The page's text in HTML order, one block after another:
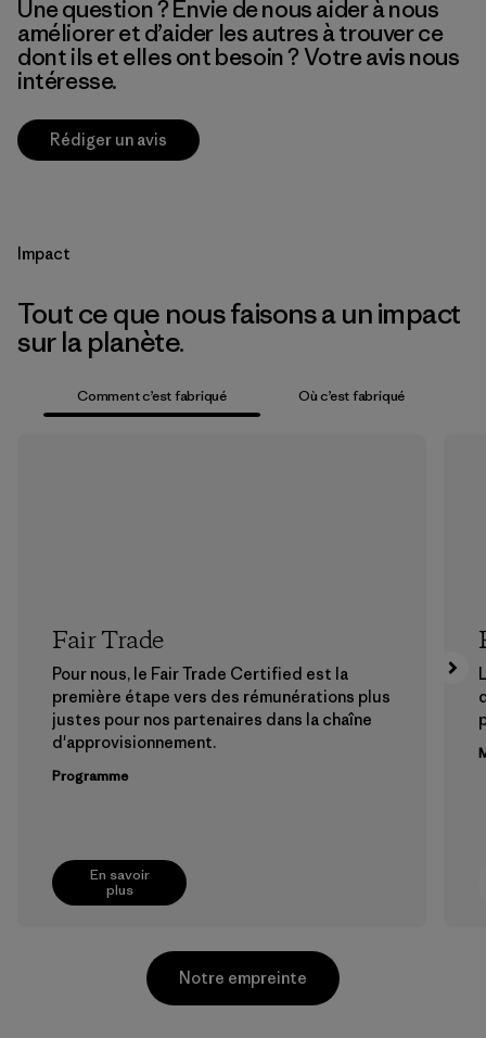
Une question ? Envie de nous aider à nous
améliorer et d’aider les autres à trouver ce
dont ils et elles ont besoin ? Votre avis nous
intéresse.
Rédiger un avis
Impact
Tout ce que nous faisons a un impact
sur la planète.
Comment c’est fabriqué Où c’est fabriqué
En savoir
plus
Fair Trade
Pour nous, le Fair Trade Certified est la
première étape vers des rémunérations plus
justes pour nos partenaires dans la chaîne
d'approvisionnement.
Programme
Notre empreinte